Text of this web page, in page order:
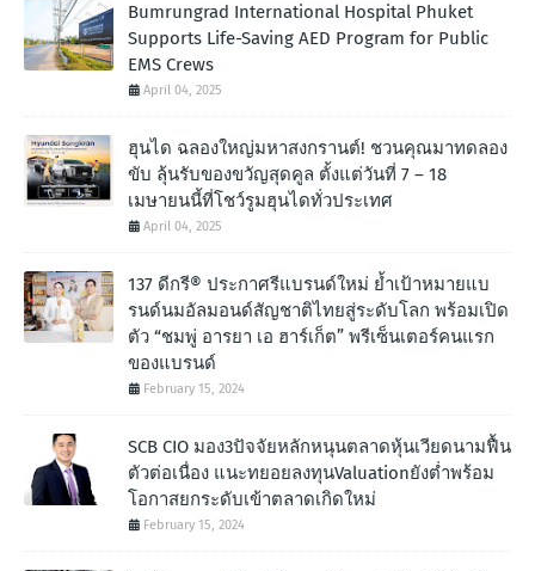
Bumrungrad International Hospital Phuket
Supports Life-Saving AED Program for Public
EMS Crews
April 04, 2025
ฮุนได ฉลองใหญ่มหาสงกรานต์! ชวนคุณมาทดลอง
ขับ ลุ้นรับของขวัญสุดคูล ตั้งแต่วันที่ 7 – 18
เมษายนนี้ที่โชว์รูมฮุนไดทั่วประเทศ
April 04, 2025
137 ดีกรี® ประกาศรีแบรนด์ใหม่ ย้ำเป้าหมายแบ
รนด์นมอัลมอนด์สัญชาติไทยสู่ระดับโลก พร้อมเปิด
ตัว “ชมพู่ อารยา เอ ฮาร์เก็ต” พรีเซ็นเตอร์คนแรก
ของแบรนด์
February 15, 2024
SCB CIO มอง3ปัจจัยหลักหนุนตลาดหุ้นเวียดนามฟื้น
ตัวต่อเนื่อง แนะทยอยลงทุนValuationยังต่ำพร้อม
โอกาสยกระดับเข้าตลาดเกิดใหม่
February 15, 2024